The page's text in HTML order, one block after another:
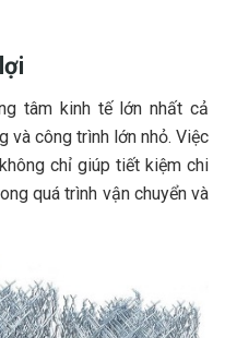
tâm kinh tế lớn nhất cả
và công trình lớn nhỏ. Việc
chỉ giúp tiết kiệm chi
quá trình vận chuyển và